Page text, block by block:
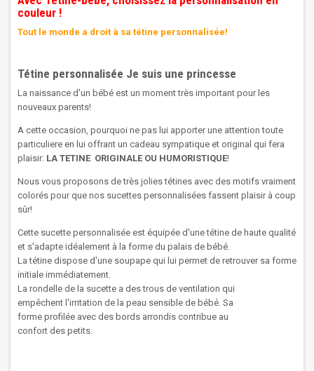
couleur !
Tout le monde a droit à sa tétine personnalisée!
Tétine personnalisée Je suis une princesse
La naissance d'un bébé est un moment très important pour les
nouveaux parents!
A cette occasion, pourquoi ne pas lui apporter une attention toute
particuliere en lui offrant un cadeau sympatique et original qui fera
plaisir: LA TETINE ORIGINALE OU HUMORISTIQUE!
Nous vous proposons de très jolies tétines avec des motifs vraiment
colorés pour que nos sucettes personnalisées fassent plaisir à coup
sûr!
Cette sucette personnalisée est équipée d'une tétine de haute qualité
et s'adapte idéalement à la forme du palais de bébé.
Latétine dispose d'une soupape qui lui permet de retrouver sa forme
initiale immédiatement.
La rondelle de la sucette a des trous de ventilation qui
empêchent l'irritation de la peau sensible de bébé. Sa
forme profilée avec des bords arrondis contribue au
confort des petits.